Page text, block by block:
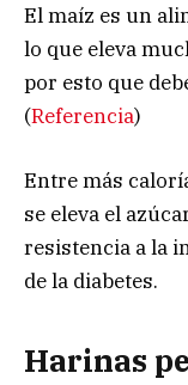
El maíz es un
lo que eleva
por esto que
(Referencia)
Entre más
se eleva el
resistencia a la
de la diabetes.
Harinas